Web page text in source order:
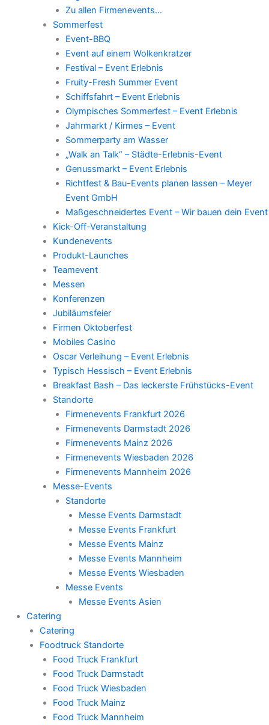
Zu allen Firmenevents…
Sommerfest
Event-BBQ
Event auf einem Wolkenkratzer
Festival – Event Erlebnis
Fruity-Fresh Summer Event
Schiffsfahrt – Event Erlebnis
Olympisches Sommerfest – Event Erlebnis
Jahrmarkt / Kirmes – Event
Sommerparty am Wasser
„Walk an Talk“ – Städte-Erlebnis-Event
Genussmarkt – Event Erlebnis
Richtfest & Bau-Events planen lassen – Meyer
Event GmbH
Maßgeschneidertes Event – Wir bauen dein Event
Kick-Off-Veranstaltung
Kundenevents
Produkt-Launches
Teamevent
Messen
Konferenzen
Jubiläumsfeier
Firmen Oktoberfest
Mobiles Casino
Oscar Verleihung – Event Erlebnis
Typisch Hessisch – Event Erlebnis
Breakfast Bash – Das leckerste Frühstücks-Event
Standorte
Firmenevents Frankfurt 2026
Firmenevents Darmstadt 2026
Firmenevents Mainz 2026
Firmenevents Wiesbaden 2026
Firmenevents Mannheim 2026
Messe-Events
Standorte
Messe Events Darmstadt
Messe Events Frankfurt
Messe Events Mainz
Messe Events Mannheim
Messe Events Wiesbaden
Messe Events
Messe Events Asien
Catering
Catering
Foodtruck Standorte
Food Truck Frankfurt
Food Truck Darmstadt
Food Truck Wiesbaden
Food Truck Mainz
Food Truck Mannheim